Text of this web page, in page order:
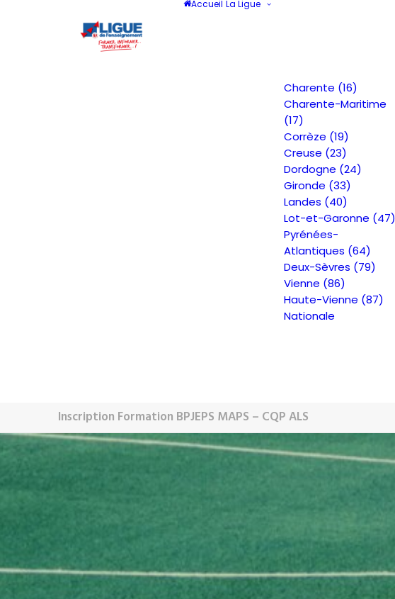
Accueil La Ligue
Charente (16)
Charente-Maritime
(17)
Corrèze (19)
Creuse (23)
Dordogne (24)
Gironde (33)
Landes (40)
Lot-et-Garonne (47)
Pyrénées-
Atlantiques (64)
Deux-Sèvres (79)
Vienne (86)
Haute-Vienne (87)
Nationale
Inscription Formation BPJEPS MAPS – CQP ALS